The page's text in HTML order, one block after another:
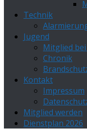
Technik
Jugend
Mitglied bei
Chronik
Kontakt
Impressum
Mitglied werden
Dienstplan 2026